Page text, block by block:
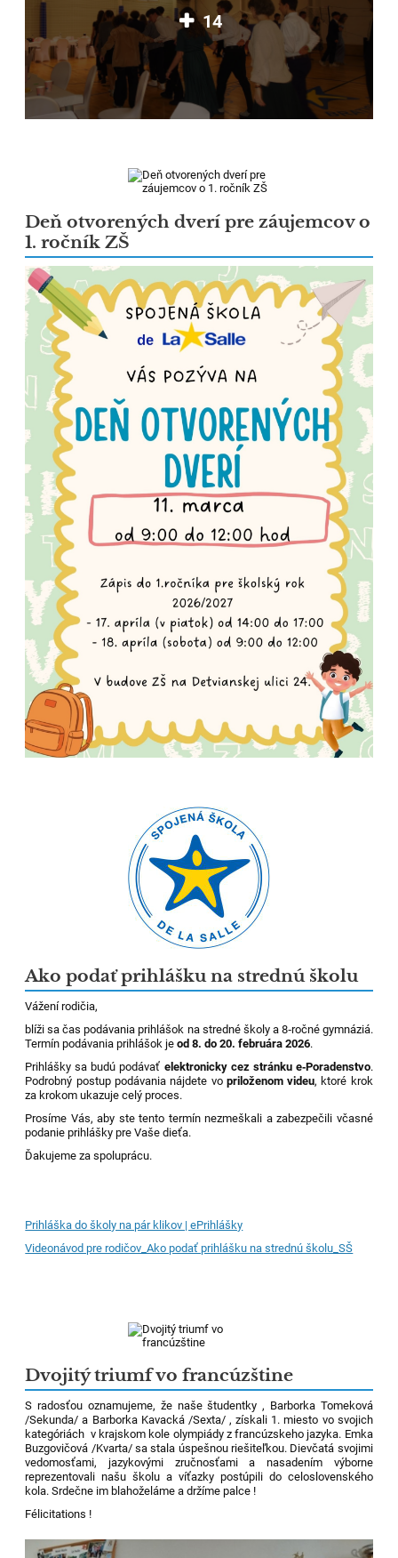
14
Deň otvorených dverí pre záujemcov o
1. ročník ZŠ
Ako podať prihlášku na strednú školu
Vážení rodičia,
blíži sa čas podávania prihlášok na stredné školy a 8‑ročné gymnáziá.
Termín podávania prihlášok jeod 8. do 20. februára 2026.
Prihlášky sa budú podávať elektronicky cez stránku e‑Poradenstvo.
Podrobný postup podávania nájdete vo priloženom videu, ktoré krok
za krokom ukazuje celý proces.
Prosíme Vás, aby ste tento termín nezmeškali a zabezpečili včasné
podanie prihlášky pre Vaše dieťa.
Ďakujeme za spoluprácu.
Prihláška do školy na pár klikov | ePrihlášky
Videonávod pre rodičov_Ako podať prihlášku na strednú školu_SŠ
Dvojitý triumf vo francúzštine
S radosťou oznamujeme, že naše študentky , Barborka Tomeková
/Sekunda/ a Barborka Kavacká /Sexta/ , získali 1. miesto vo svojich
kategóriách v krajskom kole olympiády z francúzskeho jazyka. Emka
Buzgovičová /Kvarta/ sa stala úspešnou riešiteľkou. Dievčatá svojimi
vedomosťami, jazykovými zručnosťami a nasadením výborne
reprezentovali našu školu a víťazky postúpili do celoslovenského
kola. Srdečne im blahoželáme a držíme palce !
Félicitations !